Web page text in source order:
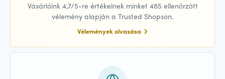
Vásárlóink 4,7/5-re értékelnek minket 485 ellenőrzött
vélemény alapján a Trusted Shopson.
Vélemények olvasása